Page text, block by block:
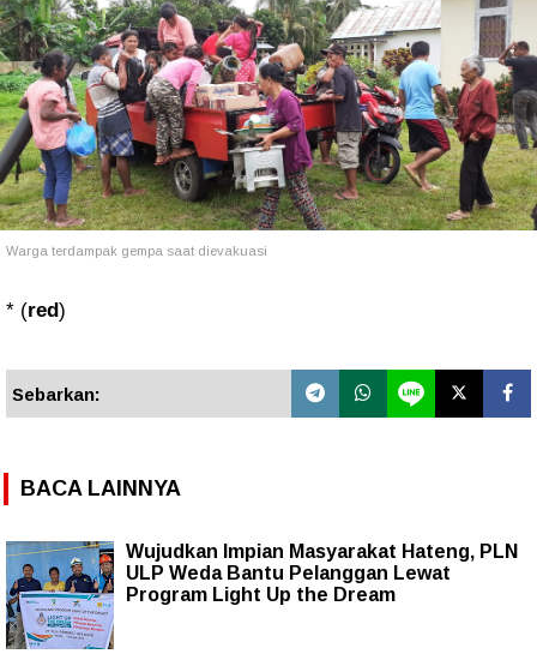
Warga terdampak gempa saat dievakuasi
* (red)
Sebarkan:
BACA LAINNYA
Wujudkan Impian Masyarakat Hateng, PLN
ULP Weda Bantu Pelanggan Lewat
Program Light Up the Dream